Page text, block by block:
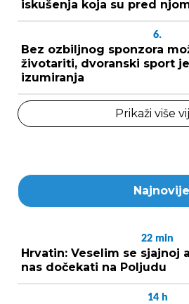
iskušenja koja su pred
6.
Bez ozbiljnog sponzora
životariti, dvoranski sport
izumiranja
Prikaži više
Najnovije
22 min
Hrvatin: Veselim se sjajnoj
nas dočekati na Poljudu
14 h